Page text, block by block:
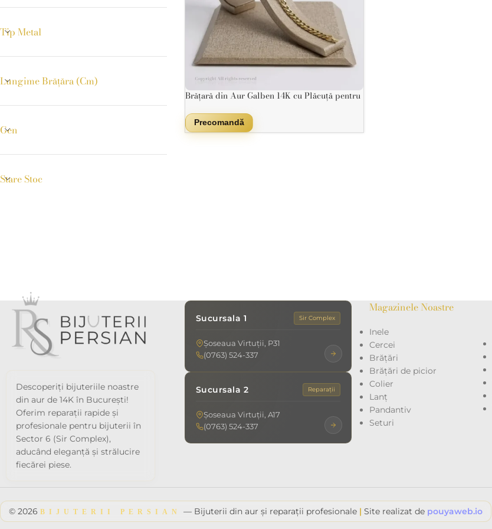
Tip Metal
Lungime Brățăra (cm)
Gen
Stare Stoc
Brățară din Aur Galben 14K cu Plăcuță pentru
Precomandă
Descoperiți bijuteriile noastre
din aur de 14K în București!
Oferim reparații rapide și
profesionale pentru bijuterii în
Sector 6 (Sir Complex),
aducând eleganță și strălucire
fiecărei piese.
Sucursala 1 Sir Complex
Șoseaua Virtuții, P31
(0763) 524-337
Sucursala 2 Reparații
Șoseaua Virtuții, A17
(0763) 524-337
Magazinele Noastre
Inele
Cercei
Brățări
Brățări de picior
Colier
Lanț
Pandantiv
Seturi
© 2026 BIJUTERII PERSIAN — Bijuterii din aur și reparații profesionale | Site realizat de pouyaweb.io